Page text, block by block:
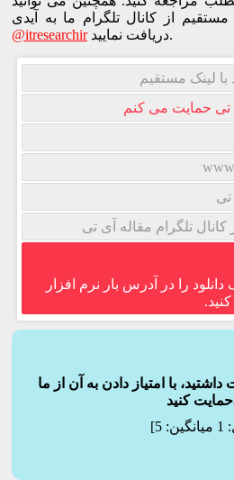
از کانال تلگرام ما به آیدی
@itresearchir
دریافت نمایید.
با لینک مستقیم
تی حمایت می کنم
تی
تلگرام مقاله آی تی
را در آدرس بار نرم افزار
با امتیاز دادن به آن از ما
1 میانگین:5